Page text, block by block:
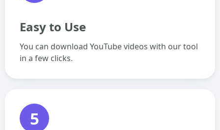
Easy to Use
You can download YouTube videos with our tool
in a few clicks.
5